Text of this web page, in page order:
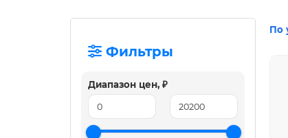
Фильтры
Диапазон цен, ₽
По